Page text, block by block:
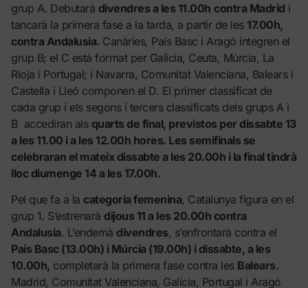
grup A. Debutarà divendres a les 11.00h contra Madrid i
tancarà la primera fase a la tarda, a partir de les 17.00h,
contra Andalusia. Canàries, País Basc i Aragó integren el
grup B; el C està format per Galícia, Ceuta, Múrcia, La
Rioja i Portugal; i Navarra, Comunitat Valenciana, Balears i
Castella i Lleó componen el D. El primer classificat de
cada grup i els segons i tercers classificats dels grups A i
B accediran als quarts de final, previstos per dissabte 13
a les 11.00 i a les 12.00h hores. Les semifinals se
celebraran el mateix dissabte a les 20.00h i la final tindrà
lloc diumenge 14 a les 17.00h.
Pel que fa a la categoria femenina, Catalunya figura en el
grup 1. S’estrenarà dijous 11 a les 20.00h contra
Andalusia. L’endemà divendres, s’enfrontarà contra el
País Basc (13.00h) i Múrcia (19.00h) i dissabte, a les
10.00h, completarà la primera fase contra les Balears.
Madrid, Comunitat Valenciana, Galícia, Portugal i Aragó